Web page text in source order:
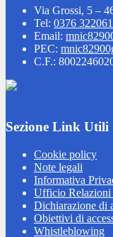
Via Grossi, 5 –
Tel: 0376 322061
Email:
PEC:
C.F.:
Sezione Link Utili
Cookie policy
Note legali
Informativa
Ufficio
Dichiarazione di
Obiettivi di
Whistleblowing